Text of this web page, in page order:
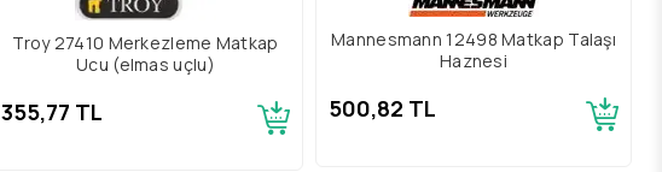
Troy 27410 Merkezleme Matkap
Ucu (elmas uçlu)
355,77 TL
Mannesmann 12498 Matkap Talaşı
Haznesi
500,82 TL